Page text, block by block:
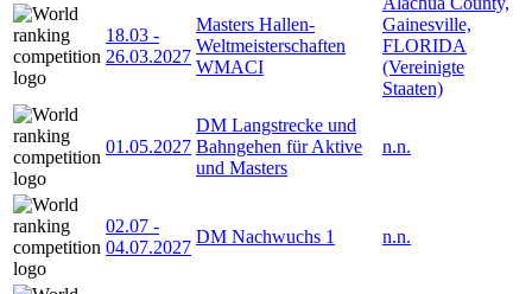
18.03 -
26.03.2027
Masters Hallen-
Weltmeisterschaften
WMACI
Gainesville,
FLORIDA
(Vereinigte
Staaten)
01.05.2027
DM Langstrecke und
Bahngehen für Aktive
und Masters
n.n.
02.07 -
04.07.2027
DM Nachwuchs 1 n.n.